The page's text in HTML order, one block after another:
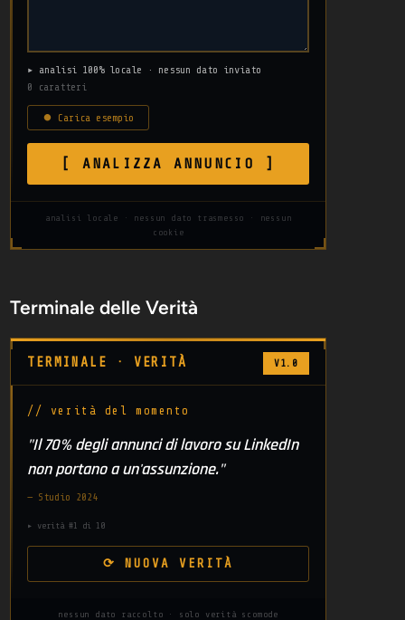
▸ analisi 100% locale · nessun dato inviato
0 caratteri
⏺ Carica esempio
[ ANALIZZA ANNUNCIO ]
analisi locale · nessun dato trasmesso · nessun
cookie
Terminale delle Verità
TERMINALE · VERITÀ V1.0
// verità del momento
"Il 70% degli annunci di lavoro su LinkedIn
non portano a un'assunzione."
— Studio 2024
▸ verità #1 di 10
⟳ NUOVA VERITÀ
nessun dato raccolto · solo verità scomode